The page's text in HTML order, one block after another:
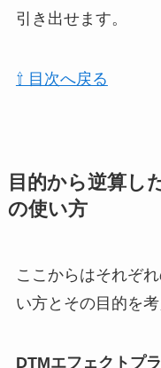
引き出せます。
⇧ 目次へ戻る
目的から逆算し
の使い方
ここからはそれぞ
い方とその目的を
DTMエフェクトプ